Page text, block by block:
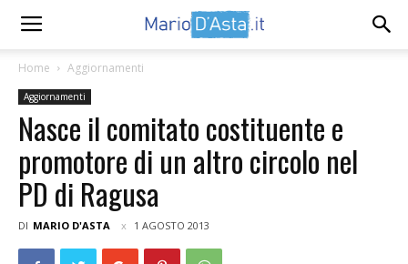
Home Aggiornamenti
Aggiornamenti
Nasce il comitato costituente e
promotore di un altro circolo nel
PD di Ragusa
DI MARIO D'ASTA 1 AGOSTO 2013